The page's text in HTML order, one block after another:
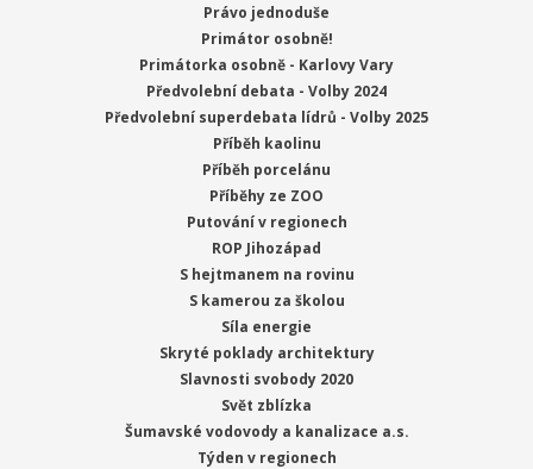
Právo jednoduše
Primátor osobně!
Primátorka osobně - Karlovy Vary
Předvolební debata - Volby 2024
Předvolební superdebata lídrů - Volby 2025
Příběh kaolinu
Příběh porcelánu
Příběhy ze ZOO
Putování v regionech
ROP Jihozápad
S hejtmanem na rovinu
S kamerou za školou
Síla energie
Skryté poklady architektury
Slavnosti svobody 2020
Svět zblízka
Šumavské vodovody a kanalizace a.s.
Týden v regionech